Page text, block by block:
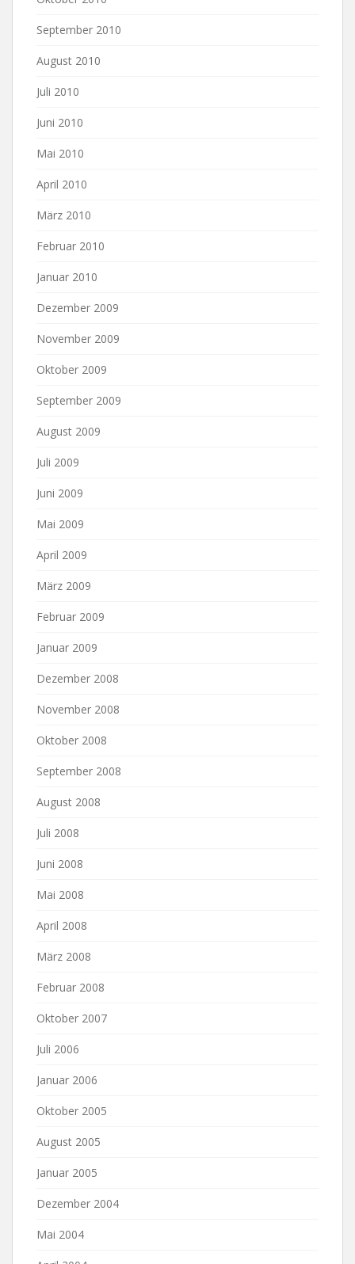
September 2010
August 2010
Juli 2010
Juni 2010
Mai 2010
April 2010
März 2010
Februar 2010
Januar 2010
Dezember 2009
November 2009
Oktober 2009
September 2009
August 2009
Juli 2009
Juni 2009
Mai 2009
April 2009
März 2009
Februar 2009
Januar 2009
Dezember 2008
November 2008
Oktober 2008
September 2008
August 2008
Juli 2008
Juni 2008
Mai 2008
April 2008
März 2008
Februar 2008
Oktober 2007
Juli 2006
Januar 2006
Oktober 2005
August 2005
Januar 2005
Dezember 2004
Mai 2004